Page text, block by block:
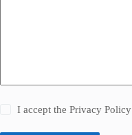
I accept thePrivacy Policy